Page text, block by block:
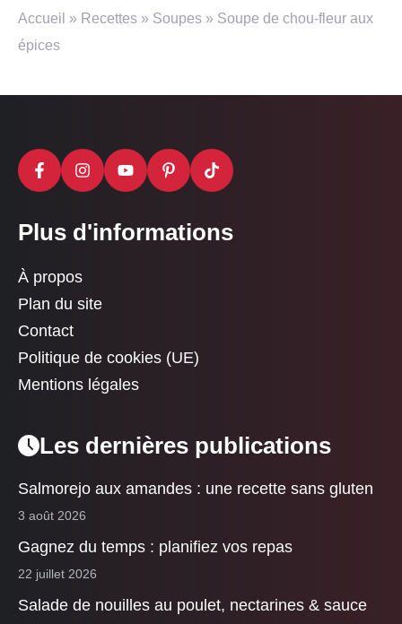
Accueil » Recettes » Soupes » Soupe de chou-fleur aux
épices
Plus d'informations
À propos
Plan du site
Contact
Politique de cookies (UE)
Mentions légales
Les dernières publications
Salmorejo aux amandes : une recette sans gluten
3 août 2026
Gagnez du temps : planifiez vos repas
22 juillet 2026
Salade de nouilles au poulet, nectarines & sauce